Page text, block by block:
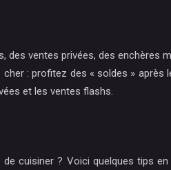
ventes privées, des
: profitez des « soldes »
et les ventes flashs.
cuisiner ? Voici quelques tips